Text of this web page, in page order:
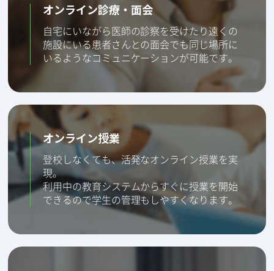
オンライン診療・面会
自宅にいながら医師の診察を受けたり遠くの
施設にいる患者さんとの面会でも同じ場所に
いるようなコミュニケーションが可能です。
オンライン授業
登校しなくても、活発なオンライン授業を実
現。
利用中の教育システムからすぐに授業を開始
できるので学生の管理もしやすくなります。